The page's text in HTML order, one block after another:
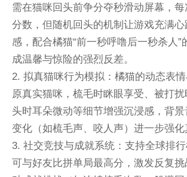
需在猫咪回头前争分夺秒滑动屏幕，
分数，但随机回头的机制让游戏充满
感，配合橘猫“前一秒呼噜后一秒杀人”
成温馨与惊险的强烈反差。
2. 拟真猫咪行为模拟：橘猫的动态表
原真实猫咪，梳毛时眯眼享受、被打
头时耳朵微动等细节增强沉浸感，背
变化（如梳毛声、咬人声）进一步强化
3. 社交竞技与成就系统：支持全球排
可与好友比拼单局最高分，激发反复